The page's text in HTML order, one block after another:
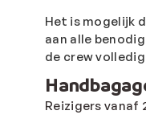
Het is mogelijk
aan alle
de crew
Reizigers vanaf